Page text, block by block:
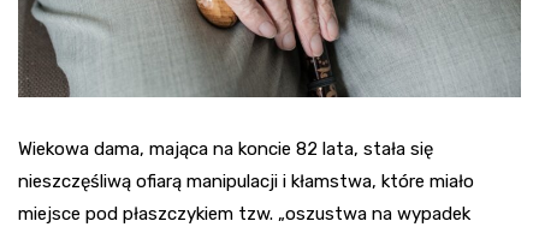
Wiekowa dama, mająca na koncie 82 lata, stała się
nieszczęśliwą ofiarą manipulacji i kłamstwa, które miało
miejsce pod płaszczykiem tzw. „oszustwa na wypadek